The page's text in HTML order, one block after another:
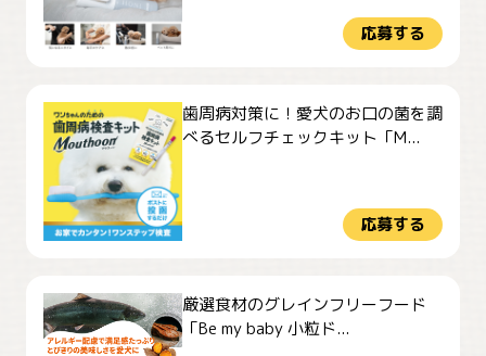
応募する
歯周病対策に！愛犬のお口の菌を調
べるセルフチェックキット「M...
応募する
厳選食材のグレインフリーフード
「Be my baby 小粒ド...